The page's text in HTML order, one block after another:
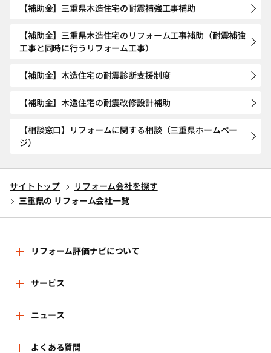
【補助金】三重県木造住宅の耐震補強工事補助
【補助金】三重県木造住宅のリフォーム工事補助（耐震補強
工事と同時に行うリフォーム工事）
【補助金】木造住宅の耐震診断支援制度
【補助金】木造住宅の耐震改修設計補助
【相談窓口】リフォームに関する相談（三重県ホームペー
ジ）
サイトトップ
リフォーム会社を探す
三重県の リフォーム会社一覧
リフォーム評価ナビについて
リフォーム評価ナビとは
運営体制
はじめての方へ
サービス
リフォーム会社を探す
リフォーム事例を見る
ニュース
新着情報
よくある質問